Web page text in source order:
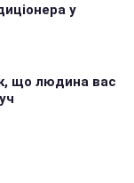
у
що людина вас